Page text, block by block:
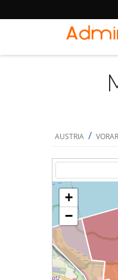
AUSTRIA /